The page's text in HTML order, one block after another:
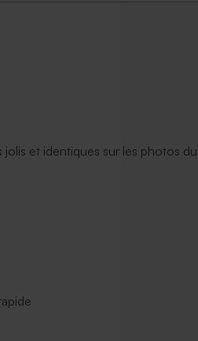
et identiques sur les photos